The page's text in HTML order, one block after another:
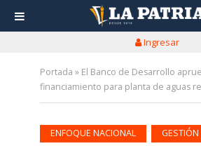
Ingresar
Portada » El Banco de Desarrollo
financiamiento para planta de aguas
ENFOQUE NACIONAL GESTIÓN